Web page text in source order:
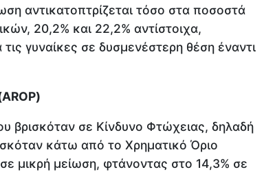
αντικατοπτρίζεται τόσο στα ποσοστά
20,2% και 22,2% αντίστοιχα,
γυναίκες σε δυσμενέστερη θέση έναντι
βρισκόταν σε Κίνδυνο Φτώχειας, δηλαδή
κάτω από το Χρηματικό Όριο
μικρή μείωση, φτάνοντας στο 14,3% σε